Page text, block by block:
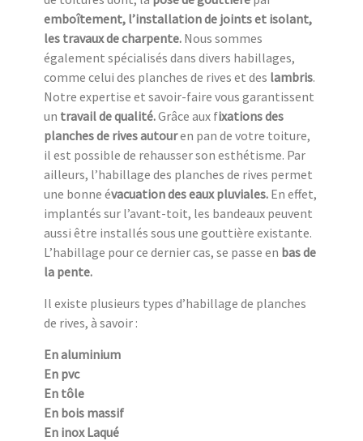
emboîtement, l’installation de joints et isolant,
les travaux de charpente. Nous sommes
également spécialisés dans divers habillages,
comme celui des planches de rives et des lambris.
Notre expertise et savoir-faire vous garantissent
un travail de qualité.Grâce aux fixations des
planches de rives autouren pan de votre toiture,
il est possible de rehausser son esthétisme. Par
ailleurs, l’habillage des planches de rives permet
une bonne évacuation des eaux pluviales. En effet,
implantés sur l’avant-toit, les bandeaux peuvent
aussi être installés sous une gouttière existante.
L’habillage pour ce dernier cas, se passe en bas de
la pente.
Il existe plusieurs types d’habillage de planches
de rives, à savoir :
En aluminium
En pvc
En tôle
En bois massif
En inox Laqué